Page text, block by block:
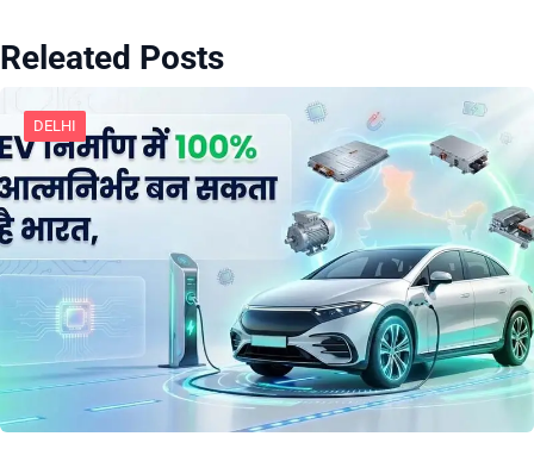
Releated Posts
DELHI